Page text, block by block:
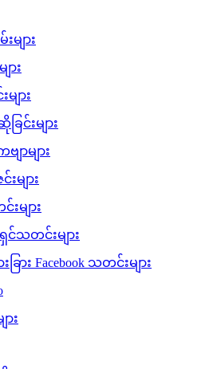
ျား
ား
ျား
ြင်းများ
ာများ
းများ
များ
သတင်းများ
ခြား Facebook သတင်းများ
း